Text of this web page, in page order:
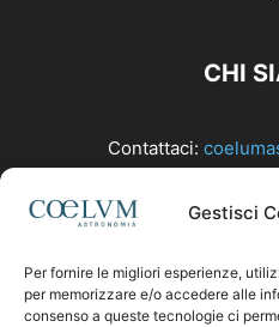
Gestisci
Per fornire le migliori esperienze,
per memorizzare e/o accedere alle
consenso a queste tecnologie ci
CHI
Contattaci: